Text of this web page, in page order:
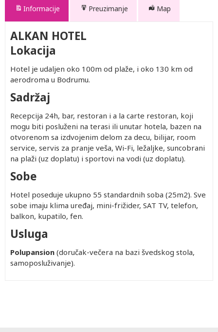
Informacije Preuzimanje Map
ALKAN HOTEL
Lokacija
Hotel je udaljen oko 100m od plaže, i oko 130 km od
aerodroma u Bodrumu.
Sadržaj
Recepcija 24h, bar, restoran i a la carte restoran, koji
mogu biti posluženi na terasi ili unutar hotela, bazen na
otvorenom sa izdvojenim delom za decu, bilijar, room
service, servis za pranje veša, Wi-Fi, ležaljke, suncobrani
na plaži (uz doplatu) i sportovi na vodi (uz doplatu).
Sobe
Hotel poseduje ukupno 55 standardnih soba (25m2). Sve
sobe imaju klima uređaj, mini-frižider, SAT TV, telefon,
balkon, kupatilo, fen.
Usluga
Polupansion (doručak-večera na bazi švedskog stola,
samoposluživanje).